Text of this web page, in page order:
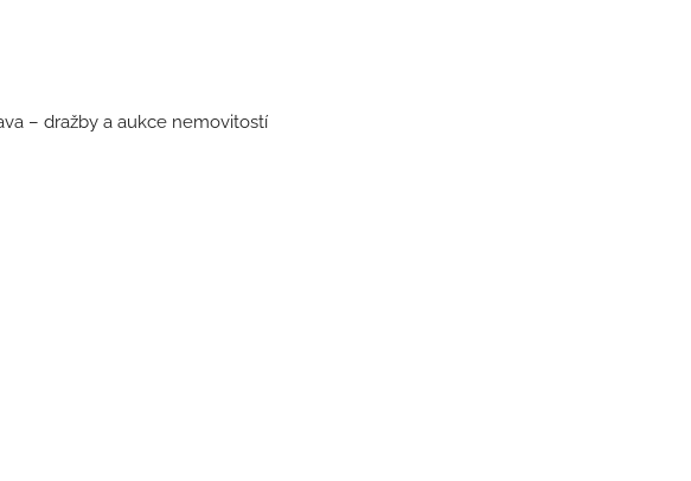
– dražby a aukce nemovitostí